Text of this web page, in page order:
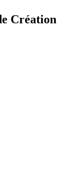
Création